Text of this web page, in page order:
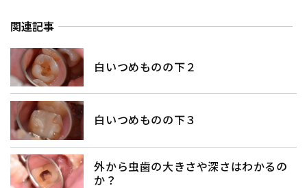
関連記事
白いつめものの下２
白いつめものの下３
外から虫歯の大きさや深さはわかるの
か？